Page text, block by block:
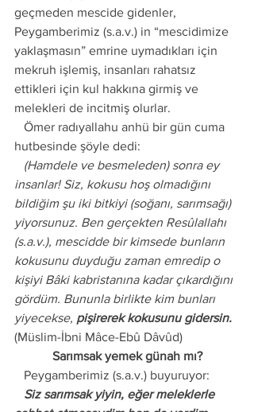
geçmeden mescide gidenler,
Peygamberimiz (s.a.v.) in “mescidimize
yaklaşmasın” emrine uymadıkları için
mekruh işlemiş, insanları rahatsız
ettikleri için kul hakkına girmiş ve
melekleri de incitmiş olurlar.
hutbesinde şöyle dedi:
insanlar! Siz, kokusu hoş olmadığını
bildiğim şu iki bitkiyi (soğanı, sarımsağı)
yiyorsunuz. Ben gerçekten Resûlallahı
(s.a.v.), mescidde bir kimsede bunların
kokusunu duyduğu zaman emredip o
kişiyi Bâki kabristanına kadar çıkardığını
gördüm. Bununla birlikte kim bunları
yiyecekse, pişirerek kokusunu gidersin.
(Müslim-İbni Mâce-Ebû Dâvûd)
Sarımsak yemek günah mı?
   Peygamberimiz (s.a.v.) buyuruyor: